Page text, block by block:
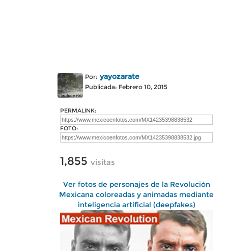
Por: yayozarate
Publicada: Febrero 10, 2015
PERMALINK:
FOTO:
1,855 visitas
Ver fotos de personajes de la Revolución
Mexicana coloreadas y animadas mediante
inteligencia artificial (deepfakes)